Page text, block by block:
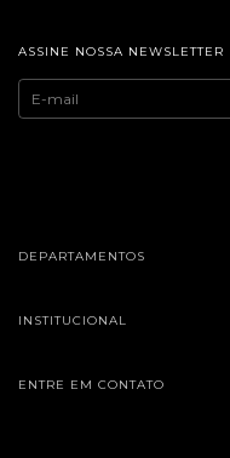
ASSINE NOSSA NEWSLETTER
DEPARTAMENTOS
INSTITUCIONAL
ENTRE EM CONTATO